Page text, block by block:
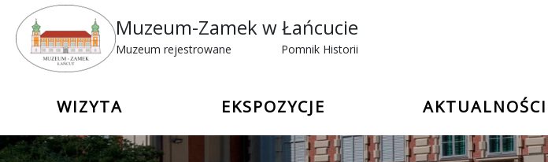
Muzeum-Zamek w Łańcucie
Muzeum rejestrowane Pomnik Historii
WIZYTA EKSPOZYCJE AKTUALNOŚCI